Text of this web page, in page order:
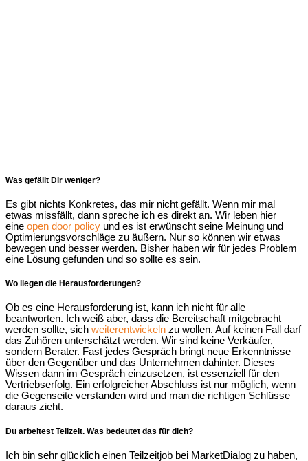
Was gefällt Dir weniger?
Es gibt nichts Konkretes, das mir nicht gefällt. Wenn mir mal
etwas missfällt, dann spreche ich es direkt an. Wir leben hier
eine open door policy und es ist erwünscht seine Meinung und
Optimierungsvorschläge zu äußern. Nur so können wir etwas
bewegen und besser werden. Bisher haben wir für jedes Problem
eine Lösung gefunden und so sollte es sein.
Wo liegen die Herausforderungen?
Ob es eine Herausforderung ist, kann ich nicht für alle
beantworten. Ich weiß aber, dass die Bereitschaft mitgebracht
werden sollte, sich weiterentwickeln zu wollen. Auf keinen Fall darf
das Zuhören unterschätzt werden. Wir sind keine Verkäufer,
sondern Berater. Fast jedes Gespräch bringt neue Erkenntnisse
über den Gegenüber und das Unternehmen dahinter. Dieses
Wissen dann im Gespräch einzusetzen, ist essenziell für den
Vertriebserfolg. Ein erfolgreicher Abschluss ist nur möglich, wenn
die Gegenseite verstanden wird und man die richtigen Schlüsse
daraus zieht.
Du arbeitest Teilzeit. Was bedeutet das für dich?
Ich bin sehr glücklich einen Teilzeitjob bei MarketDialog zu haben,